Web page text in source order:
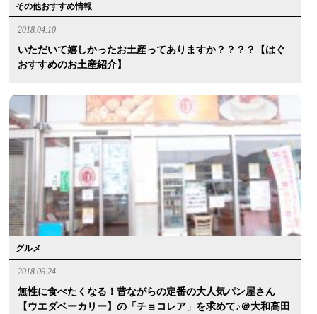
その他おすすめ情報
2018.04.10
いただいて嬉しかったお土産ってありますか？？？？【はぐ
おすすめのお土産紹介】
グルメ
2018.06.24
無性に食べたくなる！昔ながらの定番の大人気パン屋さん
【ウエダベーカリー】の「チョコレア」を求めて♪＠大和高田